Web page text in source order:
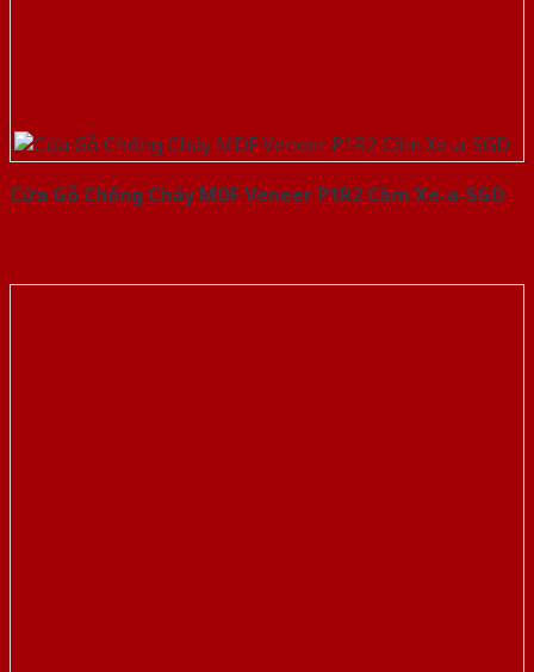
Cửa Gỗ Chống Cháy MDF Veneer P1R2 Căm Xe-a-SGD